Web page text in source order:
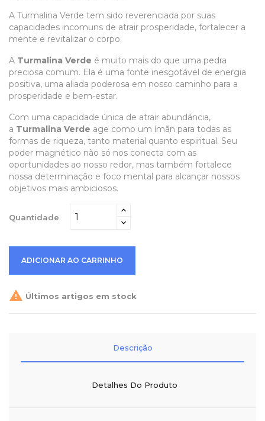
A Turmalina Verde tem sido reverenciada por suas
capacidades incomuns de atrair prosperidade, fortalecer a
mente e revitalizar o corpo.
A Turmalina Verde é muito mais do que uma pedra
preciosa comum. Ela é uma fonte inesgotável de energia
positiva, uma aliada poderosa em nosso caminho para a
prosperidade e bem-estar.
Com uma capacidade única de atrair abundância,
a Turmalina Verde age como um ímãn para todas as
formas de riqueza, tanto material quanto espiritual. Seu
poder magnético não só nos conecta com as
oportunidades ao nosso redor, mas também fortalece
nossa determinação e foco mental para alcançar nossos
objetivos mais ambiciosos.
Quantidade
ADICIONAR AO CARRINHO
 Últimos artigos em stock
Descrição
Detalhes Do Produto